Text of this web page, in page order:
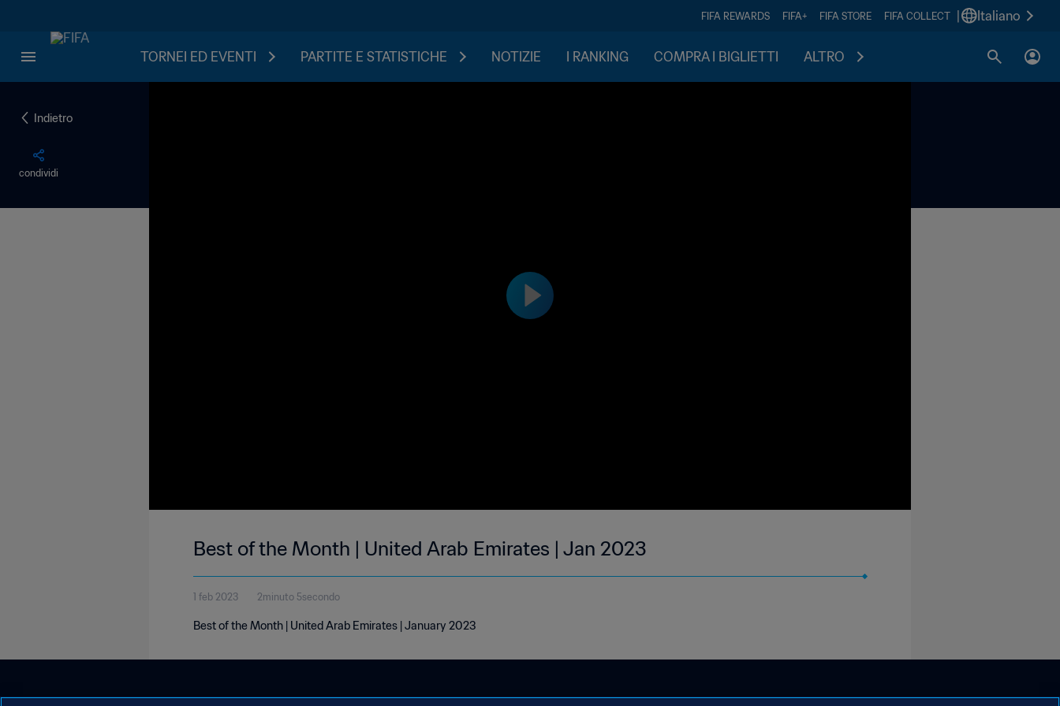
FIFA REWARDS FIFA+ FIFA STORE FIFA COLLECT Italiano
TORNEI ED EVENTI PARTITE E STATISTICHE NOTIZIE I RANKING COMPRA I BIGLIETTI ALTRO
Indietro
condividi
Best of the Month | United Arab Emirates | Jan 2023
1 feb 2023 2minuto 5secondo
Best of the Month | United Arab Emirates | January 2023